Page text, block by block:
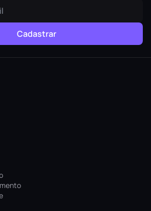
Cadastrar